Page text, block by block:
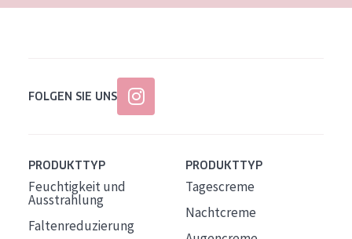
FOLGEN SIE UNS
PRODUKTTYP
Feuchtigkeit und
Ausstrahlung
Faltenreduzierung
PRODUKTTYP
Tagescreme
Nachtcreme